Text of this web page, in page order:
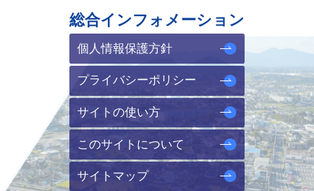
総合インフォメーション
個人情報保護方針
プライバシーポリシー
サイトの使い方
このサイトについて
サイトマップ